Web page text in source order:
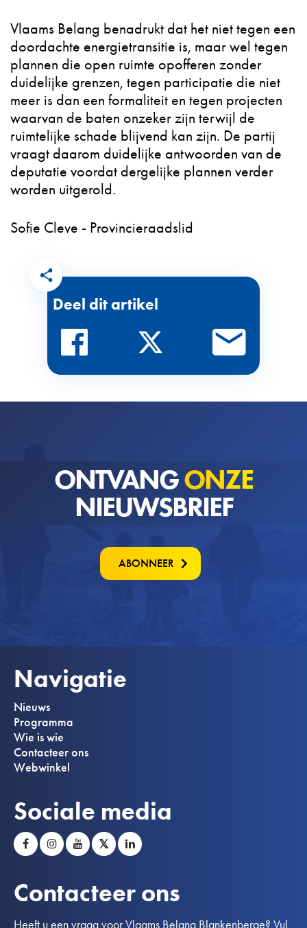
Vlaams Belang benadrukt dat het niet tegen een
doordachte energietransitie is, maar wel tegen
plannen die open ruimte opofferen zonder
duidelijke grenzen, tegen participatie die niet
meer is dan een formaliteit en tegen projecten
waarvan de baten onzeker zijn terwijl de
ruimtelijke schade blijvend kan zijn. De partij
vraagt daarom duidelijke antwoorden van de
deputatie voordat dergelijke plannen verder
worden uitgerold.
Sofie Cleve - Provincieraadslid
Deel dit artikel
ONTVANGONZE
NIEUWSBRIEF
ABONNEER
Navigatie
Nieuws
Programma
Wie is wie
Contacteer ons
Webwinkel
Sociale media
𝕏
Contacteer ons
Heeft u een vraag voor Vlaams Belang Blankenberge? Vul